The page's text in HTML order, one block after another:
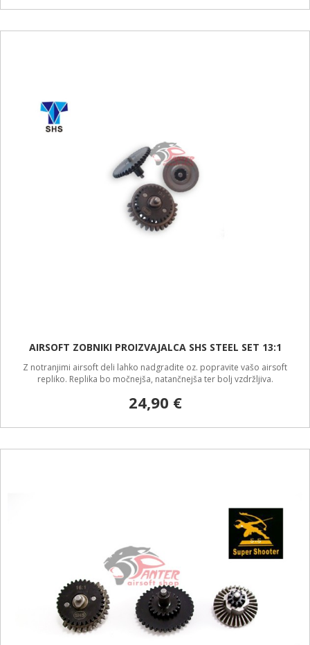
AIRSOFT ZOBNIKI PROIZVAJALCA SHS STEEL SET 13:1
Z notranjimi airsoft deli lahko nadgradite oz. popravite vašo airsoft
repliko. Replika bo močnejša, natančnejša ter bolj vzdržljiva.
24,90 €